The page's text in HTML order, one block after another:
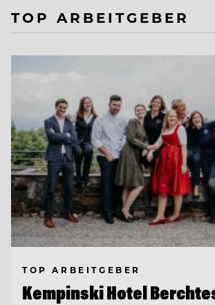
TOP ARBEITGEBER
TOP ARBEITGEBER
Kempinski Hotel